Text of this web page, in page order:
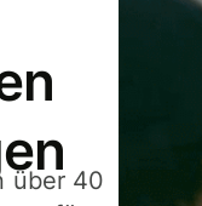
über 40